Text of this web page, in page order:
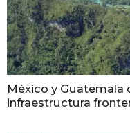
México y Guatemala
infraestructura